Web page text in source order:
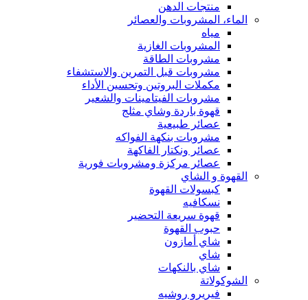
منتجات الدهن
الماء، المشروبات والعصائر
مياه
المشروبات الغازية
مشروبات الطاقة
مشروبات قبل التمرين والاستشفاء
مكملات البروتين وتحسين الأداء
مشروبات الفيتامينات والشعير
قهوة باردة وشاي مثلج
عصائر طبيعية
مشروبات بنكهة الفواكه
عصائر ونكتار الفاكهة
عصائر مركزة ومشروبات فورية
القهوة و الشاي
كبسولات القهوة
نسكافيه
قهوة سريعة التحضير
حبوب القهوة
شاي أمازون
شاي
شاي بالنكهات
الشوكولاتة
فيريرو روشيه